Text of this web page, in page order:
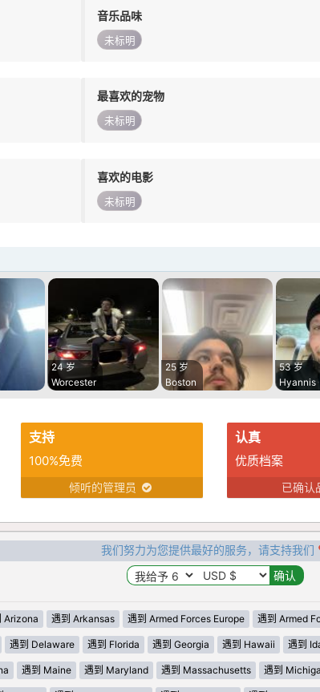
音乐品味
未标明
最喜欢的宠物
未标明
喜欢的电影
未标明
24 岁
Worcester
25 岁
Boston
53 岁
Hyannis
支持
100%免费
倾听的管理员
认真
优质档案
已确认
我们努力为您提供最好的服务，请支持我们
Arizona 遇到 Arkansas 遇到 Armed Forces Europe 遇到 Armed
遇到 Delaware 遇到 Florida 遇到 Georgia 遇到 Hawaii 遇到
遇到 Maine 遇到 Maryland 遇到 Massachusetts 遇到